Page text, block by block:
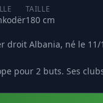
TAILLE
180 cm
Albania, né le 11/
pour 2 buts. Ses